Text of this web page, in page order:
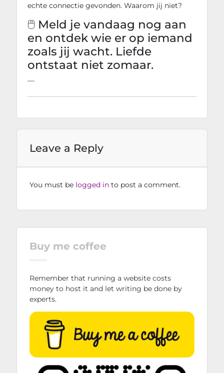
echte connectie gevonden. Waarom jij niet?
🖱️ Meld je vandaag nog aan
en ontdek wie er op iemand
zoals jij wacht. Liefde
ontstaat niet zomaar.
—
Leave a Reply
You must be logged into post a comment.
Buy me coffee
Remember that running a website costs
money to host it and let writing be done by
experts.